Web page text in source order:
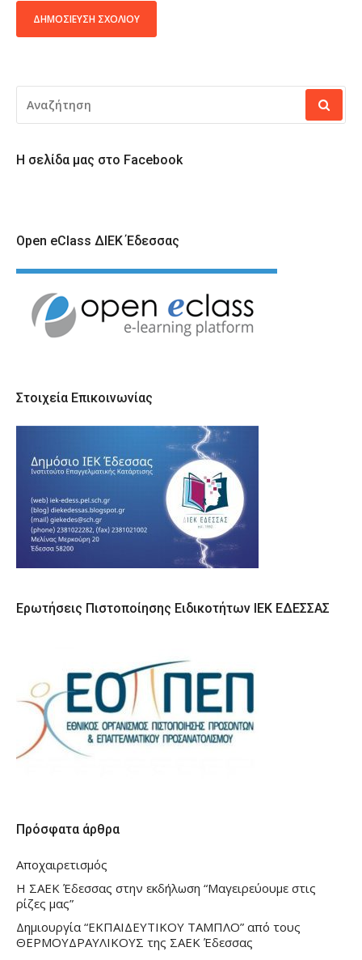
ΓΙΑ:
Η σελίδα μας στο Facebook
Open eClass ΔΙΕΚ Έδεσσας
Στοιχεία Επικοινωνίας
Ερωτήσεις Πιστοποίησης Ειδικοτήτων ΙΕΚ ΕΔΕΣΣΑΣ
Πρόσφατα άρθρα
Αποχαιρετισμός
Η ΣΑΕΚ Έδεσσας στην εκδήλωση “Μαγειρεύουμε στις
ρίζες μας”
Δημιουργία “ΕΚΠΑΙΔΕΥΤΙΚΟΥ ΤΑΜΠΛΟ” από τους
ΘΕΡΜΟΥΔΡΑΥΛΙΚΟΥΣ της ΣΑΕΚ Έδεσσας